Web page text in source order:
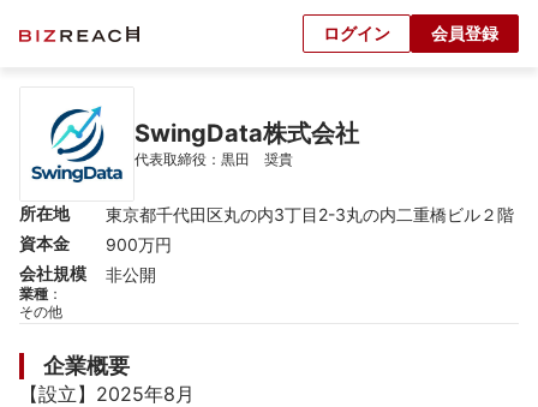
ログイン 会員登録
SwingData株式会社
代表取締役：黒田　奨貴
所在地
東京都千代田区丸の内3丁目2-3丸の内二重橋ビル２階
資本金
900万円
会社規模
非公開
業種 ：
その他
企業概要
【設立】2025年8月